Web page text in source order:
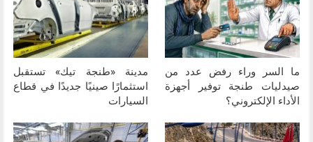
ما السر وراء رفض عدد من
صيدليات طنجة توفير أجهزة
الأداء الإلكتروني؟
مدينة «طنجة تيك» تستقبل
استثمارًا صينيًا جديدًا في قطاع
السيارات